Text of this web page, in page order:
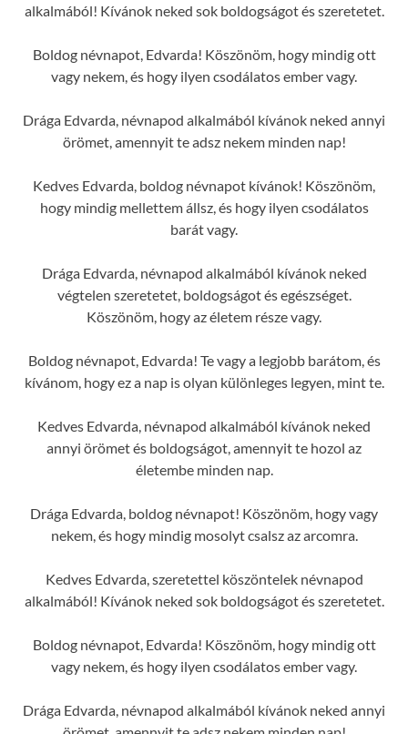
alkalmából! Kívánok neked sok boldogságot és szeretetet.
Boldog névnapot, Edvarda! Köszönöm, hogy mindig ott
vagy nekem, és hogy ilyen csodálatos ember vagy.
Drága Edvarda, névnapod alkalmából kívánok neked annyi
örömet, amennyit te adsz nekem minden nap!
Kedves Edvarda, boldog névnapot kívánok! Köszönöm,
hogy mindig mellettem állsz, és hogy ilyen csodálatos
barát vagy.
Drága Edvarda, névnapod alkalmából kívánok neked
végtelen szeretetet, boldogságot és egészséget.
Köszönöm, hogy az életem része vagy.
Boldog névnapot, Edvarda! Te vagy a legjobb barátom, és
kívánom, hogy ez a nap is olyan különleges legyen, mint te.
Kedves Edvarda, névnapod alkalmából kívánok neked
annyi örömet és boldogságot, amennyit te hozol az
életembe minden nap.
Drága Edvarda, boldog névnapot! Köszönöm, hogy vagy
nekem, és hogy mindig mosolyt csalsz az arcomra.
Kedves Edvarda, szeretettel köszöntelek névnapod
alkalmából! Kívánok neked sok boldogságot és szeretetet.
Boldog névnapot, Edvarda! Köszönöm, hogy mindig ott
vagy nekem, és hogy ilyen csodálatos ember vagy.
Drága Edvarda, névnapod alkalmából kívánok neked annyi